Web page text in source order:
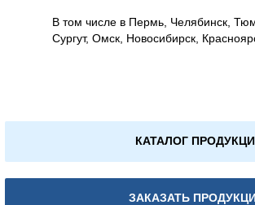
В том числе в Пермь, Челябинск,
Сургут, Омск, Новосибирск,
КАТАЛОГ
ЗАКАЗАТЬ